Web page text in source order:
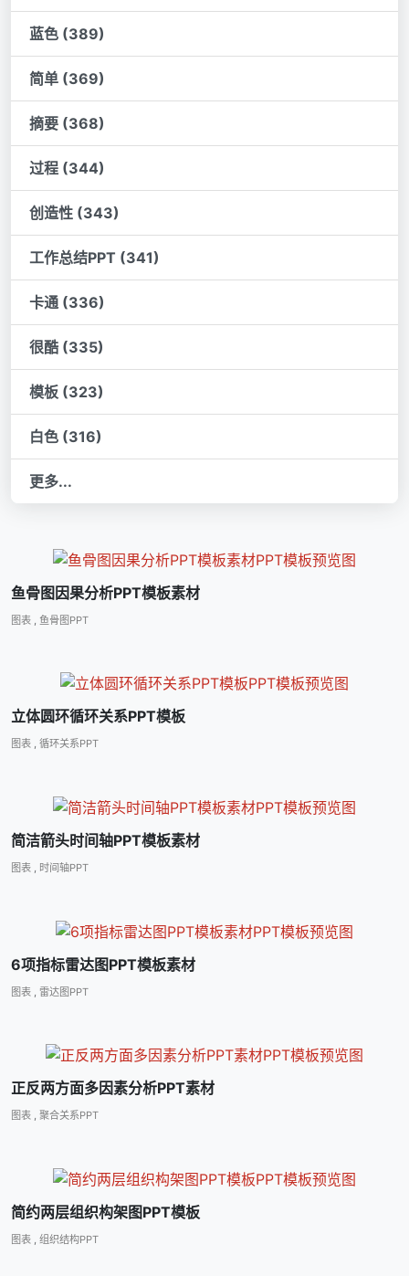
蓝色 (389)
简单 (369)
摘要 (368)
过程 (344)
创造性 (343)
工作总结PPT (341)
卡通 (336)
很酷 (335)
模板 (323)
白色 (316)
更多...
鱼骨图因果分析PPT模板素材
图表 鱼骨图PPT
立体圆环循环关系PPT模板
图表 , 循环关系PPT
简洁箭头时间轴PPT模板素材
图表 , 时间轴PPT
6项指标雷达图PPT模板素材
图表 雷达图PPT
正反两方面多因素分析PPT素材
图表 , 聚合关系PPT
简约两层组织构架图PPT模板
图表 , 组织结构PPT